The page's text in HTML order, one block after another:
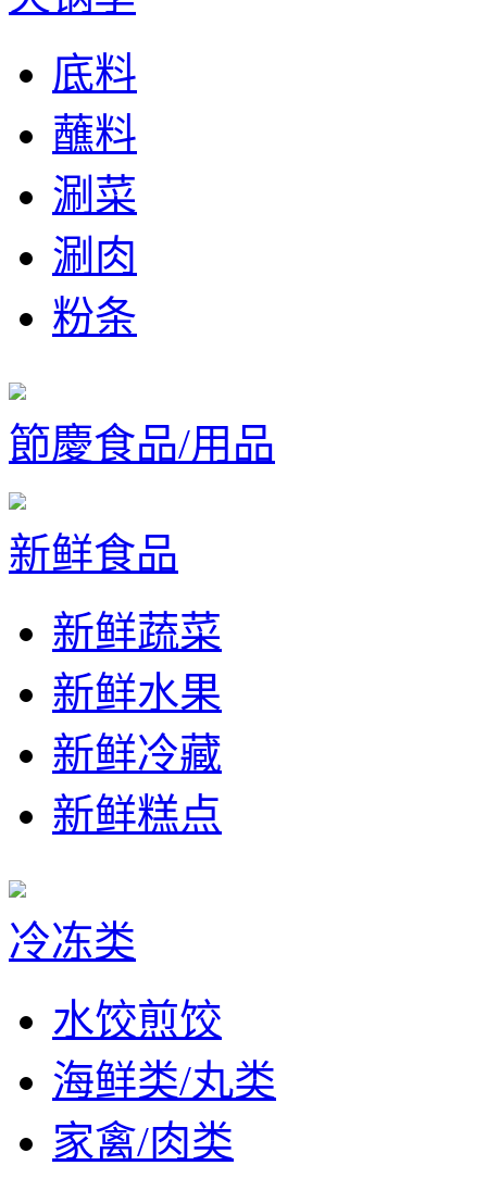
底料
蘸料
涮菜
涮肉
粉条
節慶食品/用品
新鲜食品
新鲜蔬菜
新鲜水果
新鲜冷藏
新鲜糕点
冷冻类
水饺煎饺
海鲜类/丸类
家禽/肉类